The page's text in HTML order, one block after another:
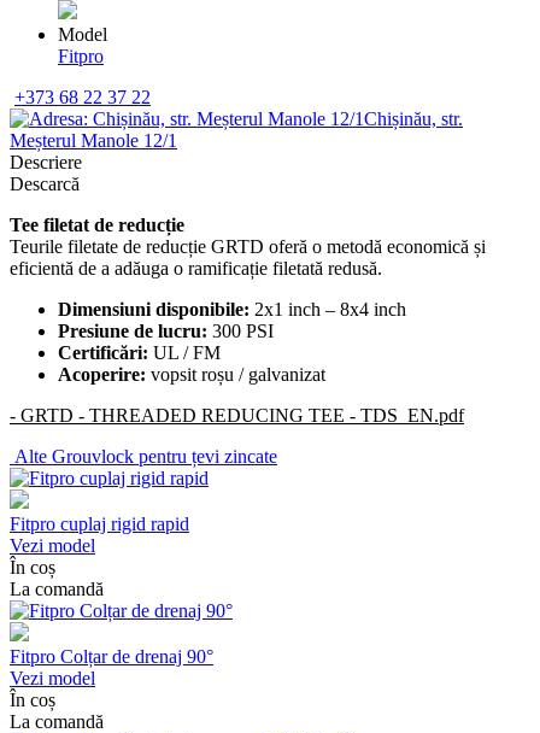
Model
Fitpro
+373 68 22 37 22
Chișinău, str.
Meșterul Manole 12/1
Descriere
Descarcă
Tee filetat de reducție
Teurile filetate de reducție GRTD oferă o metodă economică și
eficientă de a adăuga o ramificație filetată redusă.
Dimensiuni disponibile: 2x1 inch – 8x4 inch
Presiune de lucru: 300 PSI
Certificări: UL / FM
Acoperire: vopsit roșu / galvanizat
- GRTD - THREADED REDUCING TEE - TDS_EN.pdf
Alte Grouvlock pentru țevi zincate
Fitpro cuplaj rigid rapid
Vezi model
În coș
La comandă
Fitpro Colțar de drenaj 90°
Vezi model
În coș
La comandă